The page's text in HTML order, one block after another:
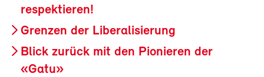
respektieren!
Grenzen der Liberalisierung
Blick zurück mit den Pionieren der
«Gatu»